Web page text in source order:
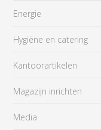
Energie
Hygiëne en catering
Kantoorartikelen
Magazijn inrichten
Media